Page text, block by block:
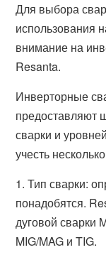
Для выбора
использования
внимание на
Resanta.
Инверторные
предоставляют
сварки и
учесть
1. Тип сварки:
понадобятся.
дуговой сварки
MIG/MAG и TIG.